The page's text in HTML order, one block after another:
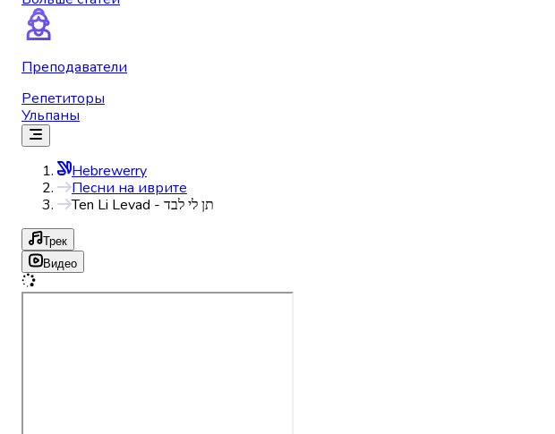
Преподаватели
Репетиторы
Ульпаны
Hebrewerry
Песни на иврите
Ten Li Levad - תן לי לבד
Трек
Видео